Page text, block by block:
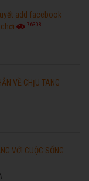
add facebook
76308
VỀ CHỊU TANG
VỚI CUỘC SỐNG